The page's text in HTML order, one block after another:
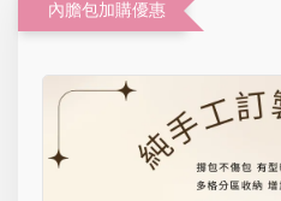
內膽包加購優惠